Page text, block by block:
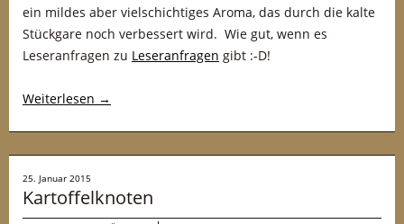
ein mildes aber vielschichtiges Aroma, das durch die kalte
Stückgare noch verbessert wird. Wie gut, wenn es
Leseranfragen zu Leseranfragen gibt :-D!
Weiterlesen →
25. Januar 2015
Kartoffelknoten